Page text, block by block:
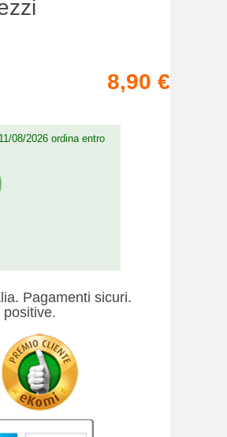
8,90 €
08/2026 ordina entro
Pagamenti sicuri.